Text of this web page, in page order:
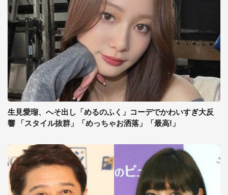
生見愛瑠、へそ出し「めるのふく」コーデでかわいすぎ大反
響 「スタイル抜群」「めっちゃお洒落」「最高!」